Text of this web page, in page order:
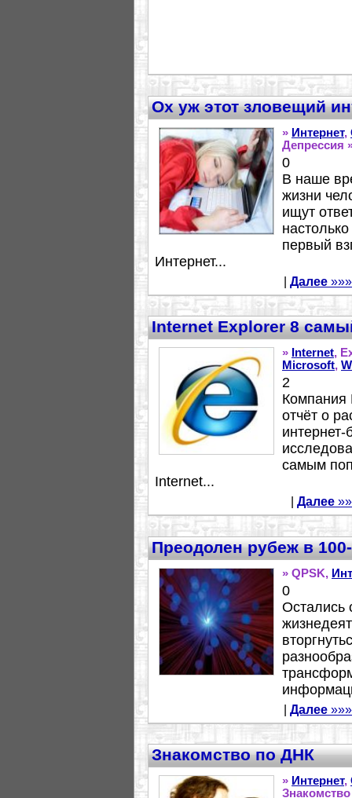
Ох уж этот зловещий
» Интернет,
Депрессия
0
В наше
жизни
ищут
первый
Интернет...
Далее »»»
Internet Explorer 8
» Internet,
Microsoft,
2
Компания
отчёт о
интернет-
самым
Internet...
Далее
Преодолен рубеж в
» QPSK,
0
Остались
Далее »»»
Знакомство по ДНК
» Интернет,
Знакомство